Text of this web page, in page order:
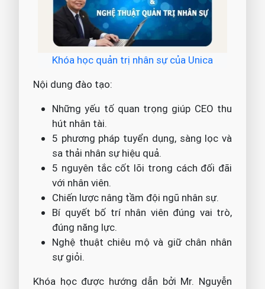
Khóa học quản trị nhân sự của Unica
Nội dung đào tạo:
Những yếu tố quan trọng giúp CEO thu
hút nhân tài.
5 phương pháp tuyển dụng, sàng lọc và
sa thải nhân sự hiệu quả.
5 nguyên tắc cốt lõi trong cách đối đãi
với nhân viên.
Chiến lược nâng tầm đội ngũ nhân sự.
Bí quyết bố trí nhân viên đúng vai trò,
đúng năng lực.
Nghệ thuật chiêu mộ và giữ chân nhân
sự giỏi.
Khóa học được hướng dẫn bởi Mr. Nguyễn